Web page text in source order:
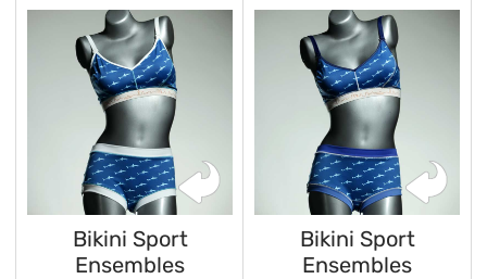
Bikini Sport
Ensembles
Bikini Sport
Ensembles